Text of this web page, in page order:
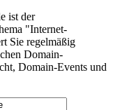
ist der
"Internet-
Sie regelmäßig
Domain-
Domain-Events und